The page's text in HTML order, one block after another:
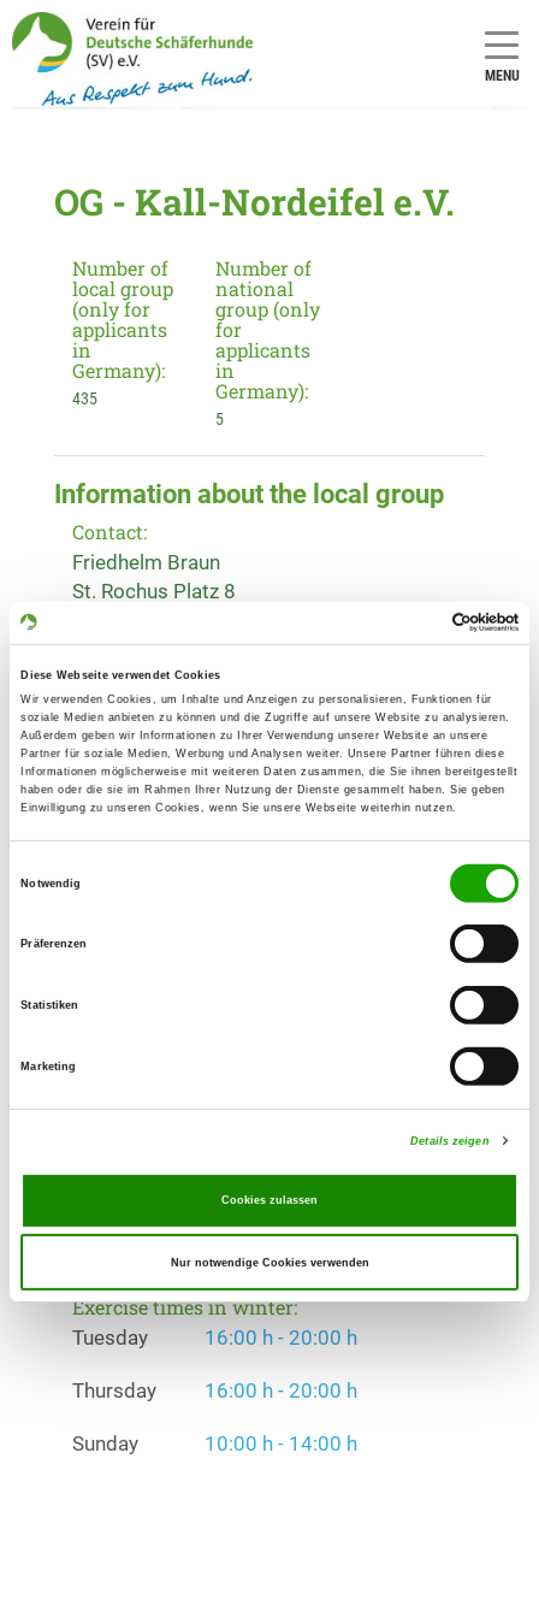
Diese Webseite verwendet Cookies
Wir verwenden Cookies, um Inhalte und Anzeigen zu personalisieren, Funktionen für
soziale Medien anbieten zu können und die Zugriffe auf unsere Website zu analysieren.
Außerdem geben wir Informationen zu Ihrer Verwendung unserer Website an unsere
Partner für soziale Medien, Werbung und Analysen weiter. Unsere Partner führen diese
Informationen möglicherweise mit weiteren Daten zusammen, die Sie ihnen bereitgestellt
haben oder die sie im Rahmen Ihrer Nutzung der Dienste gesammelt haben. Sie geben
Einwilligung zu unseren Cookies, wenn Sie unsere Webseite weiterhin nutzen.
Notwendig
Präferenzen
Statistiken
Marketing
Details zeigen
Cookies zulassen
Nur notwendige Cookies verwenden
MENU
OG - Kall-Nordeifel e.V.
Number of
local group
(only for
applicants
in
Germany):
435
Number of
national
group (only
for
applicants
in
Germany):
5
Information about the local group
Contact:
Friedhelm Braun
St. Rochus Platz 8
Wackerberg 1
53925 Kall
Handy:
0172 7031899
E-Mail:
sv-og-kall.jimdosite.com
Offer:
Erziehungskurse, Schutzdienst
16:00 h - 20:00 h
10:00 h - 14:00 h
Exercise times in winter:
Tuesday 16:00 h - 20:00 h
Thursday 16:00 h - 20:00 h
Sunday 10:00 h - 14:00 h